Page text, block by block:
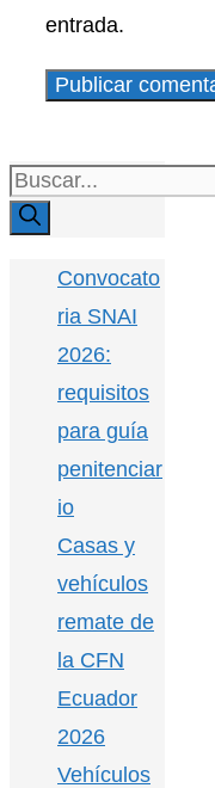
entrada.
Buscar:
Convocato
ria SNAI
2026:
requisitos
para guía
penitenciar
io
Casas y
vehículos
remate de
la CFN
Ecuador
2026
Vehículos